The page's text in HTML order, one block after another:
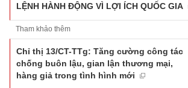
LỆNH HÀNH ĐỘNG VÌ LỢI ÍCH QUỐC GIA
Tham khảo thêm
Chỉ thị 13/CT-TTg: Tăng cường công tác
chống buôn lậu, gian lận thương mại,
hàng giả trong tình hình mới